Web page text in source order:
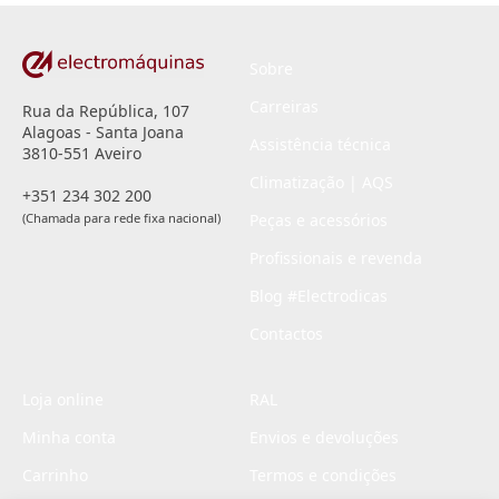
Rua da República, 107
Alagoas - Santa Joana
3810-551 Aveiro
+351 234 302 200
(Chamada para rede fixa nacional)